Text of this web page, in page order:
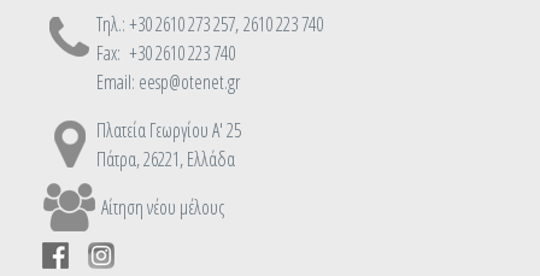
Τηλ.: +30 2610 273 257, 2610 223 740
Fax: +30 2610 223 740
Email: eesp@otenet.gr
Πλατεία Γεωργίου Α' 25
Πάτρα, 26221, Ελλάδα
Αίτηση νέου μέλους